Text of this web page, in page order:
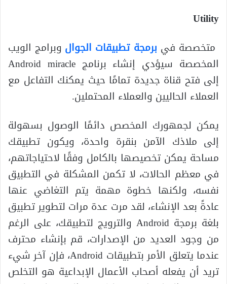
Utility
متخصصة في برمجة تطبيقات الجوال وبرامج الويب
المخصصة سيؤدي إنشاء برنامج Android miracle
إلى فتح قناة جديدة تمامًا حيث يمكنك التفاعل مع
العملاء الحاليين والعملاء المحتملين.
يمكن لجمهورك المخصص دائمًا الوصول بسهولة
إلى ملاذك الآمن بنقرة واحدة، ويكون تطبيقك
مساحة يمكن تخصيصها بالكامل وفقًا لاحتياجاتهم،
في معظم الحالات، لا تكمن المشكلة في التطبيق
نفسه، ولكنها خطوة مهمة يتم التغاضي عنها
عادةً بعد الإنشاء، لقد مرت عدة مرات لتطوير تطبيق
بلغة برمجة Android والترويج لتطبيقك، على الرغم
من وجود العديد من الإصدارات، قم بإنشاء محترف
عندما يتعلق الأمر بتطبيقات Android، فإن آخر شيء
تريد أن يفعله أصحاب الأعمال الإبداعية هو التخلص